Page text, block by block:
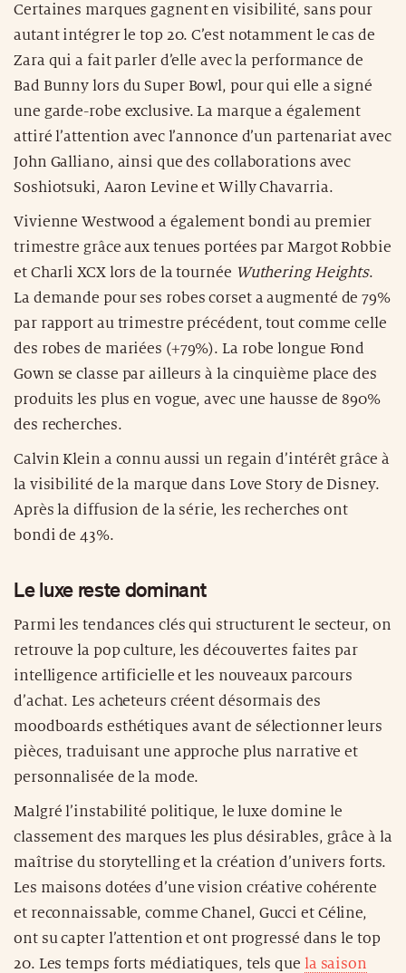
Certaines marques gagnent en visibilité, sans pour
autant intégrer le top 20. C’est notamment le cas de
Zara qui a fait parler d’elle avec la performance de
Bad Bunny lors du Super Bowl, pour qui elle a signé
une garde-robe exclusive. La marque a également
attiré l’attention avec l’annonce d’un partenariat avec
John Galliano, ainsi que des collaborations avec
Soshiotsuki, Aaron Levine et Willy Chavarria.
Vivienne Westwood a également bondi au premier
trimestre grâce aux tenues portées par Margot Robbie
et Charli XCX lors de la tournée Wuthering Heights.
La demande pour ses robes corset a augmenté de 79%
par rapport au trimestre précédent, tout comme celle
des robes de mariées (+79%). La robe longue Fond
Gown se classe par ailleurs à la cinquième place des
produits les plus en vogue, avec une hausse de 890%
des recherches.
Calvin Klein a connu aussi un regain d’intérêt grâce à
la visibilité de la marque dans Love Story de Disney.
Après la diffusion de la série, les recherches ont
bondi de 43%.
Le luxe reste dominant
Parmi les tendances clés qui structurent le secteur, on
retrouve la pop culture, les découvertes faites par
intelligence artificielle et les nouveaux parcours
d’achat. Les acheteurs créent désormais des
moodboards esthétiques avant de sélectionner leurs
pièces, traduisant une approche plus narrative et
personnalisée de la mode.
Malgré l’instabilité politique, le luxe domine le
classement des marques les plus désirables, grâce à la
maîtrise du storytelling et la création d’univers forts.
Les maisons dotées d’une vision créative cohérente
et reconnaissable, comme Chanel, Gucci et Céline,
ont su capter l’attention et ont progressé dans le top
20. Les temps forts médiatiques, tels que la saison